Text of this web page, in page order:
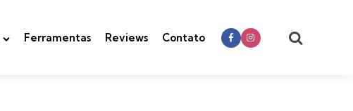
Ferramentas Reviews Contato